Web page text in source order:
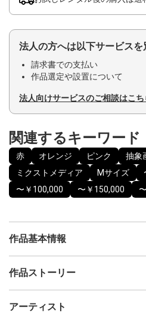
法人の方へは以下サービス
請求書での支払い
作品選定や設置について
法人向けサービスのご相談はこち
関連するキーワード
赤 オレンジ ピンク 抽象
ミクストメディア
Mサイズ
〜￥100,000
〜￥150,000
作品基本情報
出品者
制作年
作品ストーリー
全武装し、力強く決めポーズをして
アーティスト